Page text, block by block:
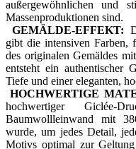
außergewöhnlichen und
Massenproduktionen sind.
GEMÄLDE-EFFEKT:
gibt die intensiven Farben,
des originalen Gemäldes
entsteht ein authentischer
Tiefe und einer eleganten,
HOCHWERTIGE
hochwertiger
Baumwollleinwand mit
wurde, um jedes Detail,
Motivs optimal zur